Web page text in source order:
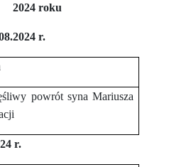
2024 roku
r.
powrót syna Mariusza
r.